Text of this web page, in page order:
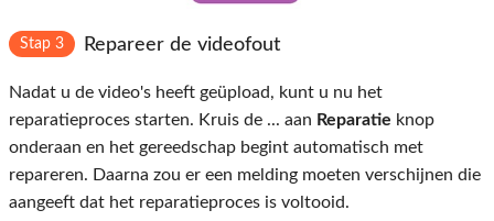
Stap 3 Repareer de videofout
Nadat u de video's heeft geüpload, kunt u nu het
reparatieproces starten. Kruis de ... aan Reparatie knop
onderaan en het gereedschap begint automatisch met
repareren. Daarna zou er een melding moeten verschijnen die
aangeeft dat het reparatieproces is voltooid.